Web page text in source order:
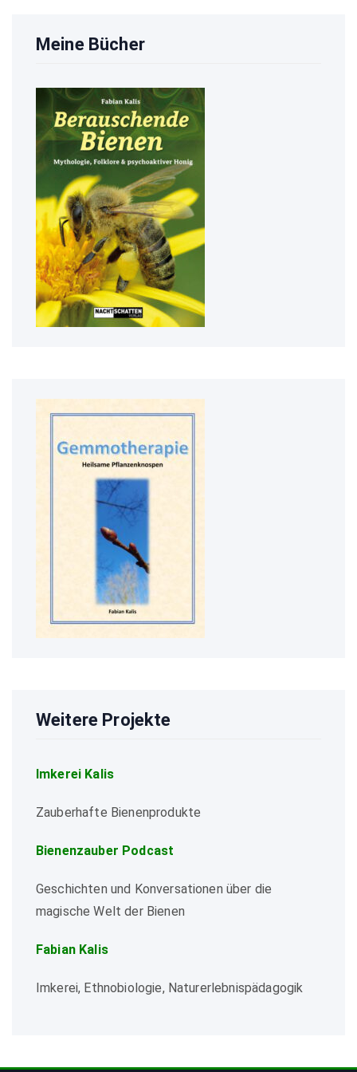
Meine Bücher
Weitere Projekte
Imkerei Kalis
Zauberhafte Bienenprodukte
Bienenzauber Podcast
Geschichten und Konversationen über die
magische Welt der Bienen
Fabian Kalis
Imkerei, Ethnobiologie, Naturerlebnispädagogik